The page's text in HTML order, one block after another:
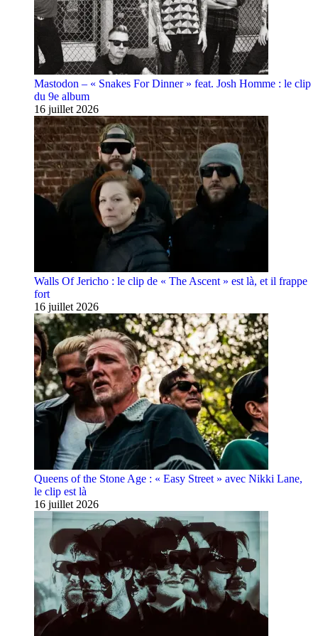
Mastodon – « Snakes For Dinner » feat. Josh Homme : le clip
du 9e album
16 juillet 2026
Walls Of Jericho : le clip de « The Ascent » est là, et il frappe
fort
16 juillet 2026
Queens of the Stone Age : « Easy Street » avec Nikki Lane,
le clip est là
16 juillet 2026